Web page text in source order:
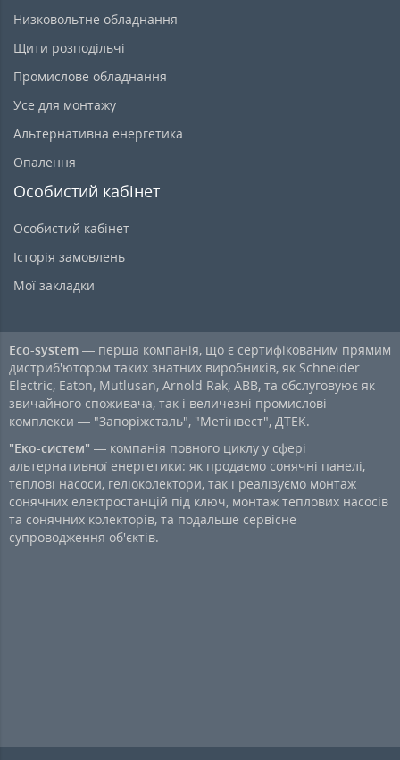
Низковольтне обладнання
Щити розподільчі
Промислове обладнання
Усе для монтажу
Альтернативна енергетика
Опалення
Особистий кабінет
Особистий кабінет
Історія замовлень
Мої закладки
Eco-system — перша компанія, що є сертифікованим прямим
дистриб'ютором таких знатних виробників, як Schneider
Electric, Eaton, Mutlusan, Arnold Rak, ABB, та обслуговуює як
звичайного споживача, так і величезні промислові
комплекси — "Запоріжсталь", "Метінвест", ДТЕК.
"Еко-систем" — компанія повного циклу у сфері
альтернативної енергетики: як продаємо сонячні панелі,
теплові насоси, геліоколектори, так і реалізуємо монтаж
сонячних електростанцій під ключ, монтаж теплових насосів
та сонячних колекторів, та подальше сервісне
супроводження об'єктів.